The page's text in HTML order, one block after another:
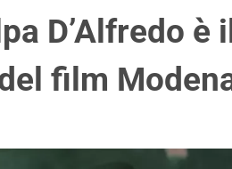
D’Alfredo è
film